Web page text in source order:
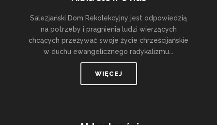
Salezjański Dom Rekolekcyjny jest odpowiedzią
na potrzeby i pragnienia ludzi wierzących
chcących przeżywać swoje życie chrześcijańskie
w duchu ewangelicznego radykalizmu...
WIĘCEJ